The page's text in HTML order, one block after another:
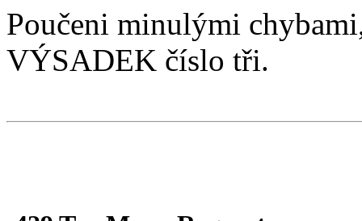
Poučeni minulými
VÝSADEK číslo tři.